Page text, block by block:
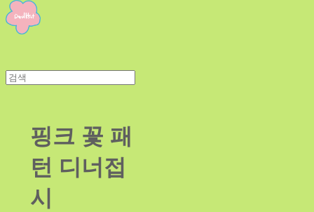
핑크 꽃 패
턴 디너접
시